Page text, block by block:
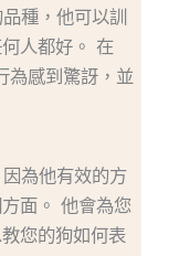
種，他可以訓
人都好。 在
為感到驚訝，並
為他有效的方
面。 他會為您
您的狗如何表